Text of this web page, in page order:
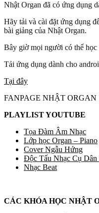
Nhật Organ đã có ứng dụng
Hãy tải và cài đặt ứng dụng
bài giảng của Nhật Organ.
Bây giờ mọi người có thể học
Tải ứng dụng dành cho
Tại đây
FANPAGE NHẬT ORGAN
PLAYLIST YOUTUBE
Tọa Đàm Âm Nhạc
Lớp học Organ – Piano
Cover Ngẫu Hứng
Độc Tấu Nhạc Cụ
Nhạc Beat
CÁC KHÓA HỌC NHẬT